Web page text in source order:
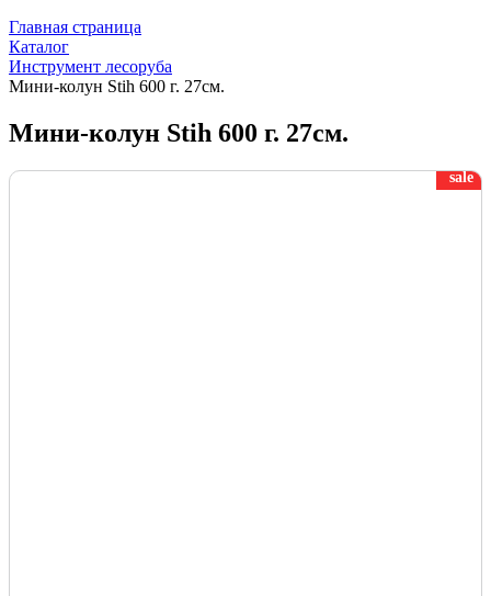
Главная страница
Каталог
Инструмент лесоруба
Мини-колун Stih 600 г. 27см.
Мини-колун Stih 600 г. 27см.
sale